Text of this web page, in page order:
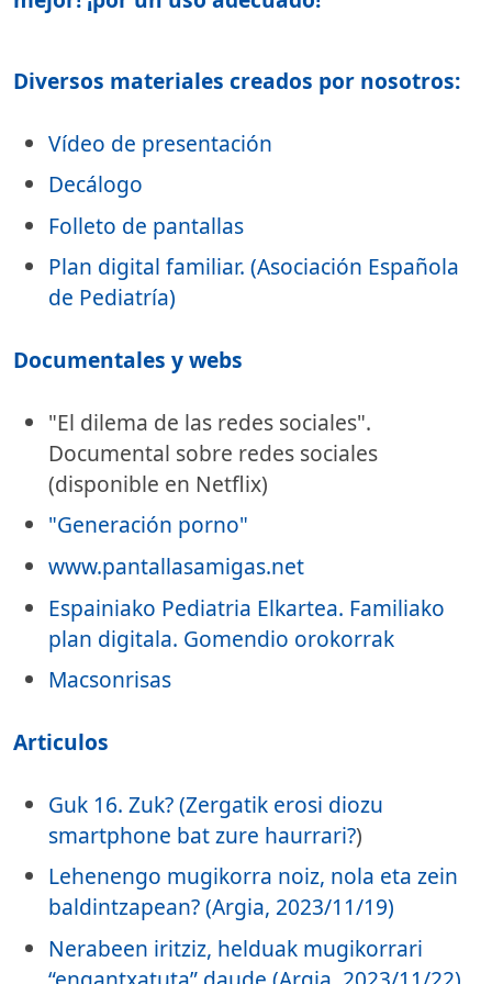
Diversos materiales creados por nosotros:
Vídeo de presentación
Decálogo
Folleto de pantallas
Plan digital familiar. (Asociación Española
de Pediatría)
Documentales y webs
"El dilema de las redes sociales".
Documental sobre redes sociales
(disponible en Netflix)
"Generación porno"
www.pantallasamigas.net
Espainiako Pediatria Elkartea. Familiako
plan digitala. Gomendio orokorrak
Macsonrisas
Articulos
Guk 16. Zuk? (Zergatik erosi diozu
smartphone bat zure haurrari?)
Lehenengo mugikorra noiz, nola eta zein
baldintzapean? (Argia, 2023/11/19)
Nerabeen iritziz, helduak mugikorrari